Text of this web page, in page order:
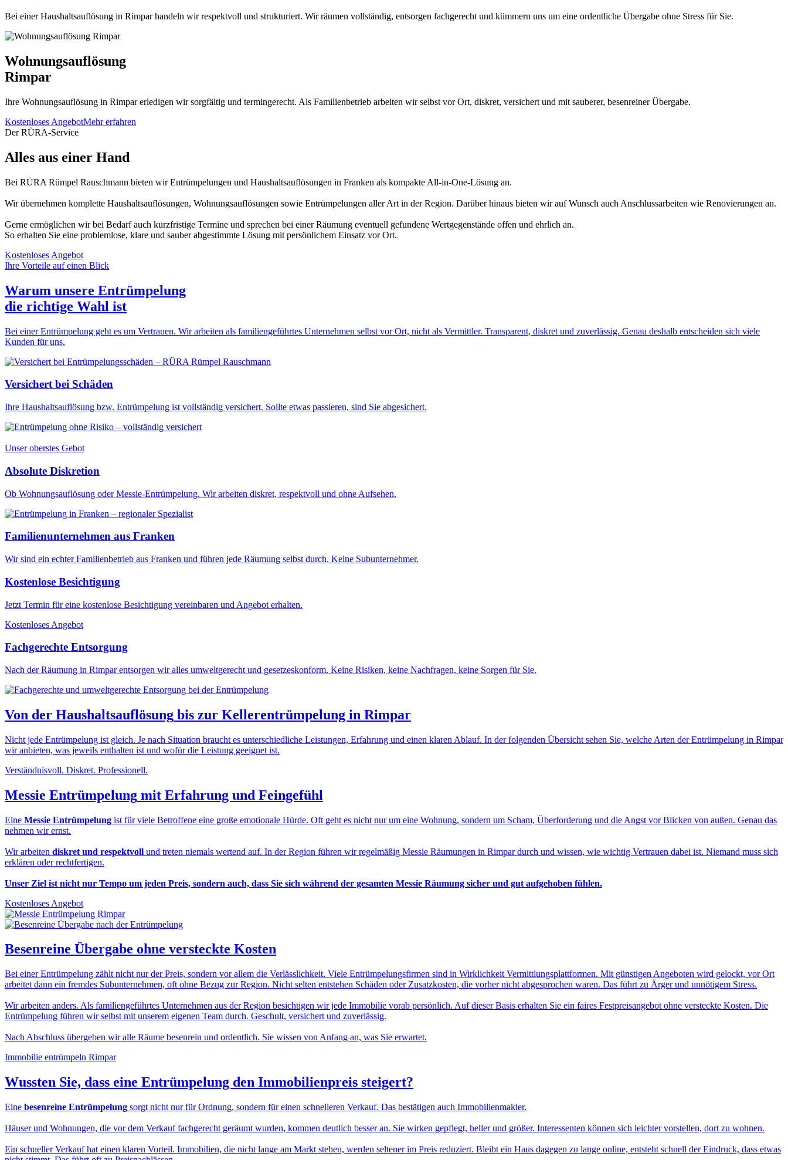
Bei einer Haushaltsauflösung in Rimpar handeln wir respektvoll und strukturiert. Wir räumen vollständig, entsorgen fachgerecht und kümmern uns um eine ordentliche Übergabe ohne Stress für Sie.
Wohnungsauflösung
Rimpar
Ihre Wohnungsauflösung in Rimpar erledigen wir sorgfältig und termingerecht. Als Familienbetrieb arbeiten wir selbst vor Ort, diskret, versichert und mit sauberer, besenreiner Übergabe.
Kostenloses AngebotMehr erfahren
Der RÜRA-Service
Alles aus einer Hand
Bei RÜRA Rümpel Rauschmann bieten wir Entrümpelungen und Haushaltsauflösungen in Franken als kompakte All-in-One-Lösung an.
Wir übernehmen komplette Haushaltsauflösungen, Wohnungsauflösungen sowie Entrümpelungen aller Art in der Region. Darüber hinaus bieten wir auf Wunsch auch Anschlussarbeiten wie Renovierungen an.
Gerne ermöglichen wir bei Bedarf auch kurzfristige Termine und sprechen bei einer Räumung eventuell gefundene Wertgegenstände offen und ehrlich an.
So erhalten Sie eine problemlose, klare und sauber abgestimmte Lösung mit persönlichem Einsatz vor Ort.
Kostenloses Angebot
Ihre Vorteile auf einen Blick
Warum unsere Entrümpelung
die richtige Wahl ist
Bei einer Entrümpelung geht es um Vertrauen. Wir arbeiten als familiengeführtes Unternehmen selbst vor Ort, nicht als Vermittler. Transparent, diskret und zuverlässig. Genau deshalb entscheiden sich viele
Kunden für uns.
Versichert bei Schäden
Ihre Haushaltsauflösung bzw. Entrümpelung ist vollständig versichert. Sollte etwas passieren, sind Sie abgesichert.
Unser oberstes Gebot
Absolute Diskretion
Ob Wohnungsauflösung oder Messie-Entrümpelung. Wir arbeiten diskret, respektvoll und ohne Aufsehen.
Familienunternehmen aus Franken
Wir sind ein echter Familienbetrieb aus Franken und führen jede Räumung selbst durch. Keine Subunternehmer.
Kostenlose Besichtigung
Jetzt Termin für eine kostenlose Besichtigung vereinbaren und Angebot erhalten.
Kostenloses Angebot
Fachgerechte Entsorgung
Nach der Räumung in Rimpar entsorgen wir alles umweltgerecht und gesetzeskonform. Keine Risiken, keine Nachfragen, keine Sorgen für Sie.
Von der Haushaltsauflösung bis zur Kellerentrümpelung in Rimpar
Nicht jede Entrümpelung ist gleich. Je nach Situation braucht es unterschiedliche Leistungen, Erfahrung und einen klaren Ablauf. In der folgenden Übersicht sehen Sie, welche Arten der Entrümpelung in Rimpar
wir anbieten, was jeweils enthalten ist und wofür die Leistung geeignet ist.
Verständnisvoll. Diskret. Professionell.
Messie Entrümpelung mit Erfahrung und Feingefühl
Eine Messie Entrümpelung ist für viele Betroffene eine große emotionale Hürde. Oft geht es nicht nur um eine Wohnung, sondern um Scham, Überforderung und die Angst vor Blicken von außen. Genau das
nehmen wir ernst.
Wir arbeiten diskret und respektvoll und treten niemals wertend auf. In der Region führen wir regelmäßig Messie Räumungen in Rimpar durch und wissen, wie wichtig Vertrauen dabei ist. Niemand muss sich
erklären oder rechtfertigen.
Unser Ziel ist nicht nur Tempo um jeden Preis, sondern auch, dass Sie sich während der gesamten Messie Räumung sicher und gut aufgehoben fühlen.
Kostenloses Angebot
Besenreine Übergabe ohne versteckte Kosten
Bei einer Entrümpelung zählt nicht nur der Preis, sondern vor allem die Verlässlichkeit. Viele Entrümpelungsfirmen sind in Wirklichkeit Vermittlungsplattformen. Mit günstigen Angeboten wird gelockt, vor Ort
arbeitet dann ein fremdes Subunternehmen, oft ohne Bezug zur Region. Nicht selten entstehen Schäden oder Zusatzkosten, die vorher nicht abgesprochen waren. Das führt zu Ärger und unnötigem Stress.
Wir arbeiten anders. Als familiengeführtes Unternehmen aus der Region besichtigen wir jede Immobilie vorab persönlich. Auf dieser Basis erhalten Sie ein faires Festpreisangebot ohne versteckte Kosten. Die
Entrümpelung führen wir selbst mit unserem eigenen Team durch. Geschult, versichert und zuverlässig.
Nach Abschluss übergeben wir alle Räume besenrein und ordentlich. Sie wissen von Anfang an, was Sie erwartet.
Immobilie entrümpeln Rimpar
Wussten Sie, dass eine Entrümpelung den Immobilienpreis steigert?
Eine besenreine Entrümpelung sorgt nicht nur für Ordnung, sondern für einen schnelleren Verkauf. Das bestätigen auch Immobilienmakler.
Häuser und Wohnungen, die vor dem Verkauf fachgerecht geräumt wurden, kommen deutlich besser an. Sie wirken gepflegt, heller und größer. Interessenten können sich leichter vorstellen, dort zu wohnen.
Ein schneller Verkauf hat einen klaren Vorteil. Immobilien, die nicht lange am Markt stehen, werden seltener im Preis reduziert. Bleibt ein Haus dagegen zu lange online, entsteht schnell der Eindruck, dass etwas